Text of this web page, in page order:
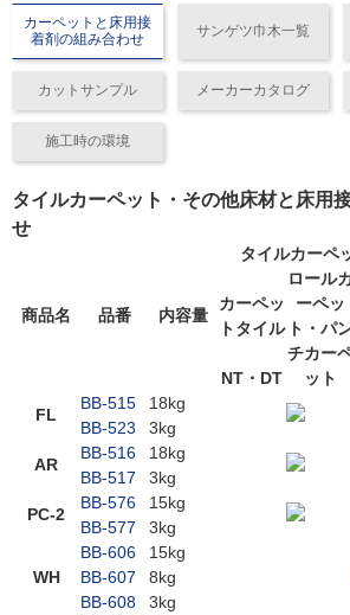
カーペットと床用接
着剤の組み合わせ
サンゲツ巾木一覧
カットサンプル メーカーカタログ
施工時の環境
タイルカーペット・その他床材と床用
せ
商品名 品番 内容量
タイルカーペ
カーペッ
トタイル
ロール
ーペッ
ト・パ
チカー
ット
NT・DT
FL
BB-515
18kg
BB-523
3kg
AR
BB-516
18kg
BB-517
3kg
PC-2
BB-576
15kg
BB-577
3kg
WH
BB-606
15kg
BB-607
8kg
BB-608
3kg